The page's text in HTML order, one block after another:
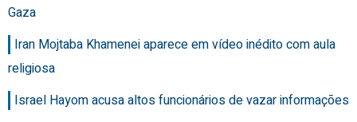
Gaza
Iran Mojtaba Khamenei aparece em vídeo inédito com aula
religiosa
Israel Hayom acusa altos funcionários de vazar informações